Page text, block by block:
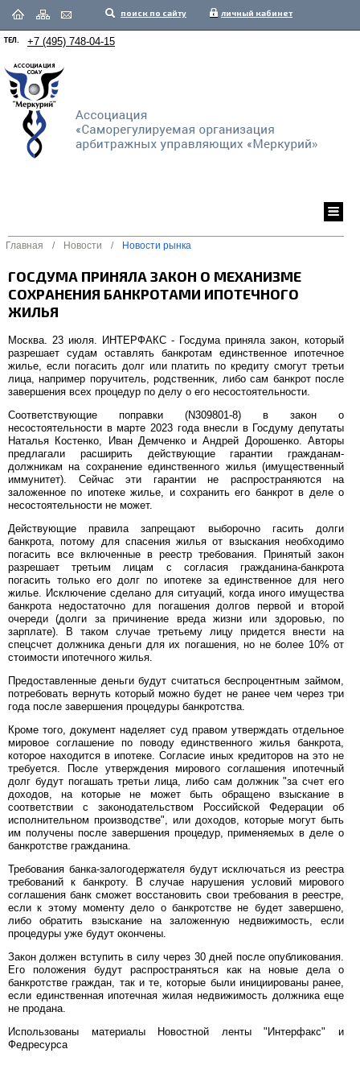
поиск по сайту личный кабинет
ТЕЛ. +7 (495) 748-04-15
Главная / Новости / Новости рынка
ГОСДУМА ПРИНЯЛА ЗАКОН О МЕХАНИЗМЕ
СОХРАНЕНИЯ БАНКРОТАМИ ИПОТЕЧНОГО
ЖИЛЬЯ
Москва. 23 июля. ИНТЕРФАКС - Госдума приняла закон, который
разрешает судам оставлять банкротам единственное ипотечное
жилье, если погасить долг или платить по кредиту смогут третьи
лица, например поручитель, родственник, либо сам банкрот после
завершения всех процедур по делу о его несостоятельности.
Соответствующие поправки (N309801-8) в закон о
несостоятельности в марте 2023 года внесли в Госдуму депутаты
Наталья Костенко, Иван Демченко и Андрей Дорошенко. Авторы
предлагали расширить действующие гарантии гражданам-
должникам на сохранение единственного жилья (имущественный
иммунитет). Сейчас эти гарантии не распространяются на
заложенное по ипотеке жилье, и сохранить его банкрот в деле о
несостоятельности не может.
Действующие правила запрещают выборочно гасить долги
банкрота, потому для спасения жилья от взыскания необходимо
погасить все включенные в реестр требования. Принятый закон
разрешает третьим лицам с согласия гражданина-банкрота
погасить только его долг по ипотеке за единственное для него
жилье. Исключение сделано для ситуаций, когда иного имущества
банкрота недостаточно для погашения долгов первой и второй
очереди (долги за причинение вреда жизни или здоровью, по
зарплате). В таком случае третьему лицу придется внести на
спецсчет должника деньги для их погашения, но не более 10% от
стоимости ипотечного жилья.
Предоставленные деньги будут считаться беспроцентным займом,
потребовать вернуть который можно будет не ранее чем через три
года после завершения процедуры банкротства.
Кроме того, документ наделяет суд правом утверждать отдельное
мировое соглашение по поводу единственного жилья банкрота,
которое находится в ипотеке. Согласие иных кредиторов на это не
требуется. После утверждения мирового соглашения ипотечный
долг будут погашать третьи лица, либо сам должник "за счет его
доходов, на которые не может быть обращено взыскание в
соответствии с законодательством Российской Федерации об
исполнительном производстве", или доходов, которые могут быть
им получены после завершения процедур, применяемых в деле о
банкротстве гражданина.
Требования банка-залогодержателя будут исключаться из реестра
требований к банкроту. В случае нарушения условий мирового
соглашения банк сможет восстановить свои требования в реестре,
если к этому моменту дело о банкротстве не будет завершено,
либо обратить взыскание на заложенную недвижимость, если
процедуры уже будут окончены.
Закон должен вступить в силу через 30 дней после опубликования.
Его положения будут распространяться как на новые дела о
банкротстве граждан, так и те, которые были инициированы ранее,
если единственная ипотечная жилая недвижимость должника еще
не продана.
Использованы материалы Новостной ленты "Интерфакс" и
Федресурса